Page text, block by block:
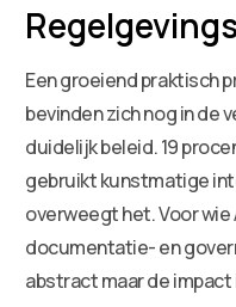
Een groeiend praktisch
bevinden zich nog in de
duidelijk beleid. 19
gebruikt kunstmatige
overweegt het. Voor wie
documentatie- en
abstract maar de